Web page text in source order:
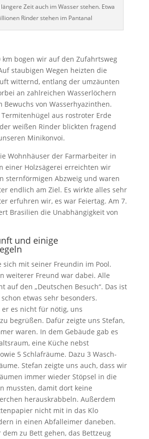
Zeit auch im Wasser stehen. Etwa
Rinder stehen im Pantanal
km bogen wir auf den Zufahrtsweg
staubigen Wegen heizten die
witternd, entlang der umzäunten
an zahlreichen Wasserlöchern
Bewuchs von Wasserhyazinthen.
aus rostroter Erde
weißen Rinder blickten fragend
Minikonvoi.
Wohnhäuser der Farmarbeiter in
einer Holzsägerei erreichten wir
sternförmigen Abzweig und waren
endlich am Ziel. Es wirkte alles sehr
erfuhren wir, es war Feiertag. Am 7.
Brasilien die Unabhängigkeit von
und einige
sich mit seiner Freundin im Pool.
weiterer Freund war dabei. Alle
auf den „Deutschen Besuch“. Das ist
etwas sehr besonders.
es nicht für nötig, uns
begrüßen. Dafür zeigte uns Stefan,
waren. In dem Gebäude gab es
eine Küche nebst
5 Schlafräume. Dazu 3 Wasch-
Stefan zeigte uns auch, dass wir
immer wieder Stöpsel in die
mussten, damit dort keine
herauskrabbeln. Außerdem
nicht mit in das Klo
in einen Abfalleimer daneben.
dem zu Bett gehen, das Bettzeug